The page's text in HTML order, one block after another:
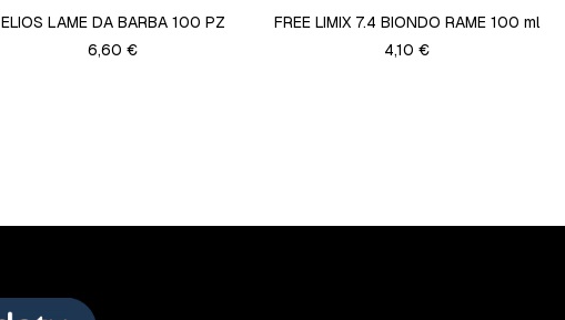
ELIOS LAME DA BARBA 100 PZ
6,60 €
FREE LIMIX 7.4 BIONDO RAME 100 ml
4,10 €